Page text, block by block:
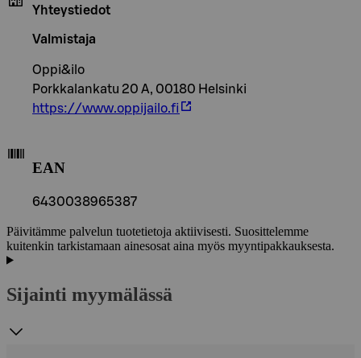
Yhteystiedot
Valmistaja
Oppi&ilo
Porkkalankatu 20 A, 00180 Helsinki
https://www.oppijailo.fi
EAN
6430038965387
Päivitämme palvelun tuotetietoja aktiivisesti. Suosittelemme
kuitenkin tarkistamaan ainesosat aina myös myyntipakkauksesta.
Sijainti myymälässä